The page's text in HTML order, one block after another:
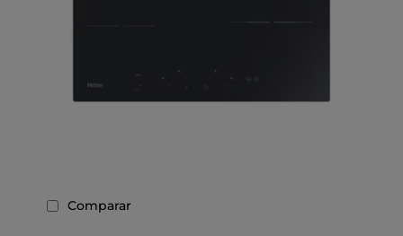
Comparar